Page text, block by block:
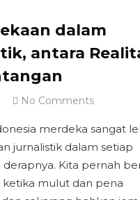
dalam
antara
No Comments
merdeka sangat
jurnalistik dalam setiap
derapnya. Kita pernah
ketika mulut dan pena